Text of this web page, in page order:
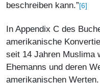
beschreiben kann.”[6]
In Appendix C des
amerikanische
seit 14 Jahren Muslima
Ehemanns und deren
amerikanischen